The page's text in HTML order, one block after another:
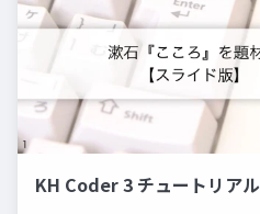
KH Coder 3 チュートリアル